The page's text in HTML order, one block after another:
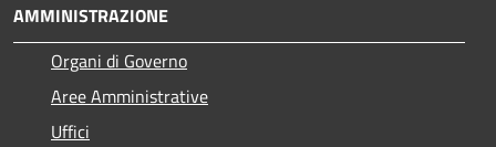
AMMINISTRAZIONE
Organi di Governo
Aree Amministrative
Uffici